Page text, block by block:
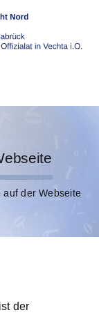
auf der Webseite
der